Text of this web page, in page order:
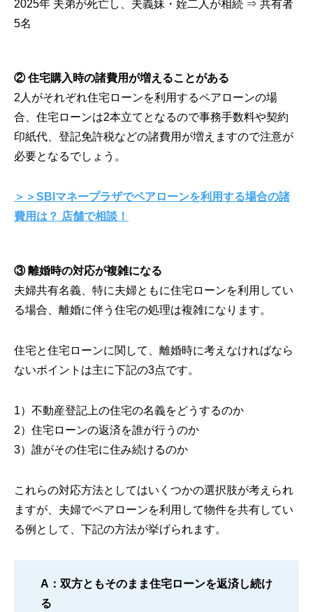
2025年 夫弟が死亡し、夫義妹・姪二人が相続 ⇒ 共有者
5名
② 住宅購入時の諸費用が増えることがある
2人がそれぞれ住宅ローンを利用するペアローンの場
合、住宅ローンは2本立てとなるので事務手数料や契約
印紙代、登記免許税などの諸費用が増えますので注意が
必要となるでしょう。
＞＞SBIマネープラザでペアローンを利用する場合の諸
費用は？ 店舗で相談！
③ 離婚時の対応が複雑になる
夫婦共有名義、特に夫婦ともに住宅ローンを利用してい
る場合、離婚に伴う住宅の処理は複雑になります。
住宅と住宅ローンに関して、離婚時に考えなければなら
ないポイントは主に下記の3点です。
1）不動産登記上の住宅の名義をどうするのか
2）住宅ローンの返済を誰が行うのか
3）誰がその住宅に住み続けるのか
これらの対応方法としてはいくつかの選択肢が考えられ
ますが、夫婦でペアローンを利用して物件を共有してい
る例として、下記の方法が挙げられます。
A：双方ともそのまま住宅ローンを返済し続け
る